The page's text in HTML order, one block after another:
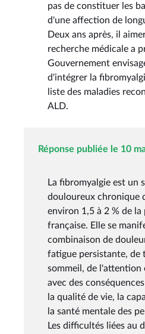
pas de constituer les
d'une affection de
Deux ans après, il
recherche médicale a
Gouvernement
d'intégrer la
liste des maladies
ALD.
Réponse publiée le 10
La fibromyalgie est un
douloureux chronique
environ 1,5 à 2 % de
française. Elle se
combinaison de
fatigue persistante, de
sommeil, de l'attention
avec des
la qualité de vie, la
la santé mentale des
Les difficultés liées au